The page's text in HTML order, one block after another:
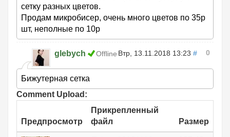
сетку разных цветов.
Продам микробисер, очень много цветов по 35р
шт, неполные по 10р
glebych Offline Втр, 13.11.2018 13:23 # 0
Бижутерная сетка
Comment Upload:
Предпросмотр
Прикрепленный
файл
Размер